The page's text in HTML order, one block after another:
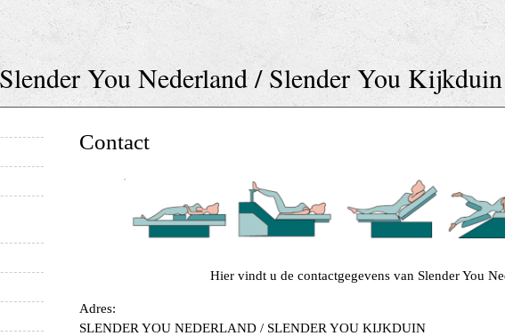
Slender You Nederland / Slender You Kijkduin
Contact
Hier vindt u de contactgegevens van Slender You
Adres:
SLENDER YOU NEDERLAND / SLENDER YOU KIJKDUIN